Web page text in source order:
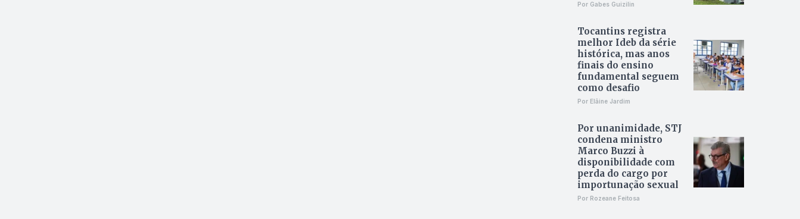
Por Gabes Guizilin
Tocantins registra
melhor Ideb da série
histórica, mas anos
finais do ensino
fundamental seguem
como desafio
Por Elâine Jardim
Por unanimidade, STJ
condena ministro
Marco Buzzi à
disponibilidade com
perda do cargo por
importunação sexual
Por Rozeane Feitosa